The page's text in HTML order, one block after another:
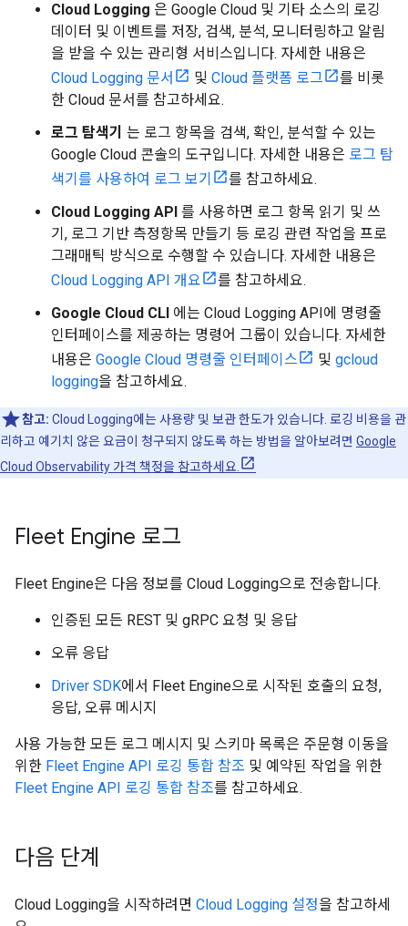
Cloud Logging 은 Google Cloud 및 기타 소스의 로깅
데이터 및 이벤트를 저장, 검색, 분석, 모니터링하고 알림
을 받을 수 있는 관리형 서비스입니다. 자세한 내용은
Cloud Logging 문서
및 Cloud 플랫폼 로그
를 비롯
한 Cloud 문서를 참고하세요.
로그 탐색기 는 로그 항목을 검색, 확인, 분석할 수 있는
Google Cloud 콘솔의 도구입니다. 자세한 내용은 로그 탐
색기를 사용하여 로그 보기
를 참고하세요.
Cloud Logging API 를 사용하면 로그 항목 읽기 및 쓰
기, 로그 기반 측정항목 만들기 등 로깅 관련 작업을 프로
그래매틱 방식으로 수행할 수 있습니다. 자세한 내용은
Cloud Logging API 개요
를 참고하세요.
Google Cloud CLI 에는 Cloud Logging API에 명령줄
인터페이스를 제공하는 명령어 그룹이 있습니다. 자세한
내용은 Google Cloud 명령줄 인터페이스 및 gcloud
logging을 참고하세요.
참고: Cloud Logging에는 사용량 및 보관 한도가 있습니다. 로깅 비용을 관
리하고 예기치 않은 요금이 청구되지 않도록 하는 방법을 알아보려면 Google
Cloud Observability 가격 책정을 참고하세요.
Fleet Engine 로그
Fleet Engine은 다음 정보를 Cloud Logging으로 전송합니다.
인증된 모든 REST 및 gRPC 요청 및 응답
오류 응답
Driver SDK에서 Fleet Engine으로 시작된 호출의 요청,
응답, 오류 메시지
사용 가능한 모든 로그 메시지 및 스키마 목록은 주문형 이동을
위한 Fleet Engine API 로깅 통합 참조 및 예약된 작업을 위한
Fleet Engine API 로깅 통합 참조를 참고하세요.
다음 단계
Cloud Logging을 시작하려면 Cloud Logging 설정을 참고하세